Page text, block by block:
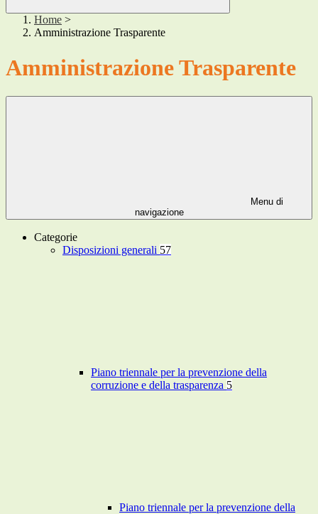
Home >
Amministrazione Trasparente
Amministrazione Trasparente
Menu di
navigazione
Categorie
Disposizioni generali 57
Piano triennale per la prevenzione della
corruzione e della trasparenza 5
Piano triennale per la prevenzione della